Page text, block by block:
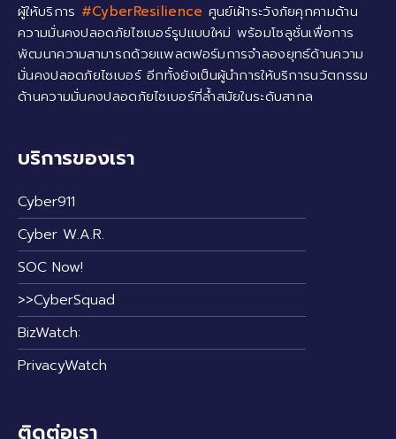
ผู้ให้บริการ #CyberResilience ศูนย์เฝ้าระวังภัยคุกคามด้าน
ความมั่นคงปลอดภัยไซเบอร์รูปแบบใหม่ พร้อมโซลูชั่นเพื่อการ
พัฒนาความสามารถด้วยแพลตฟอร์มการจำลองยุทธ์ด้านความ
มั่นคงปลอดภัยไซเบอร์ อีกทั้งยังเป็นผู้นำการให้บริการนวัตกรรม
ด้านความมั่นคงปลอดภัยไซเบอร์ที่ล้ำสมัยในระดับสากล
บริการของเรา
Cyber911
Cyber W.A.R.
SOC Now!
>>CyberSquad
BizWatch:
PrivacyWatch
ติดต่อเรา